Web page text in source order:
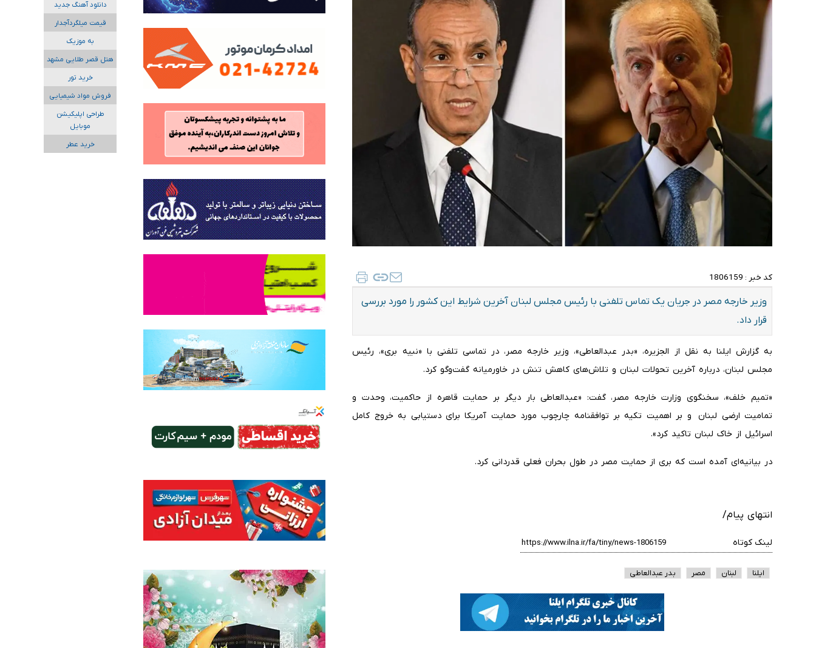
کد خبر : 1806159
وزیر خارجه مصر در جریان یک تماس تلفنی با رئیس مجلس لبنان آخرین شرایط این کشور را مورد بررسی
قرار داد.
به گزارش ایلنا به نقل از الجزیره، «بدر عبدالعاطی»، وزیر خارجه مصر، در تماسی تلفنی با «نبیه بری»، رئیس
مجلس لبنان، درباره آخرین تحولات لبنان و تلاش‌های کاهش تنش در خاورمیانه گفت‌وگو کرد.
«تمیم خلف»، سخنگوی وزارت خارجه مصر، گفت: «عبدالعاطی بار دیگر بر حمایت قاهره از حاکمیت، وحدت و
تمامیت ارضی لبنان و بر اهمیت تکیه بر توافقنامه چارچوب مورد حمایت آمریکا برای دستیابی به خروج کامل
اسرائیل از خاک لبنان تاکید کرد».
در بیانیه‌ای آمده است که بری از حمایت مصر در طول بحران فعلی قدردانی کرد.
انتهای پیام/
لینک کوتاه
ایلنا لبنان مصر بدر عبدالعاطی
دانلود آهنگ جدید
قیمت میلگردآجدار
به موزیک
هتل قصر طلایی مشهد
خرید تور
فروش مواد شیمیایی
طراحی اپلیکیشن
موبایل
خرید عطر